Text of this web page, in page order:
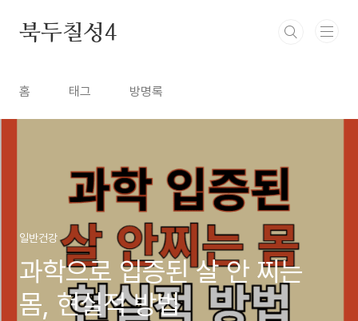
북두칠성4
홈 태그 방명록
일반건강
과학으로 입증된 살 안 찌는
몸, 현실적 방법